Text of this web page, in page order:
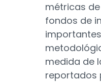
métricas
fondos de
medida de
reportados